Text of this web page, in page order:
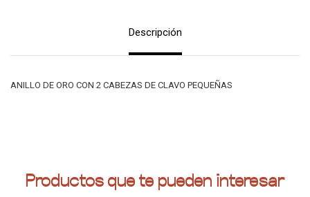
Descripción
ANILLO DE ORO CON 2 CABEZAS DE CLAVO PEQUEÑAS
Productos que te pueden interesar